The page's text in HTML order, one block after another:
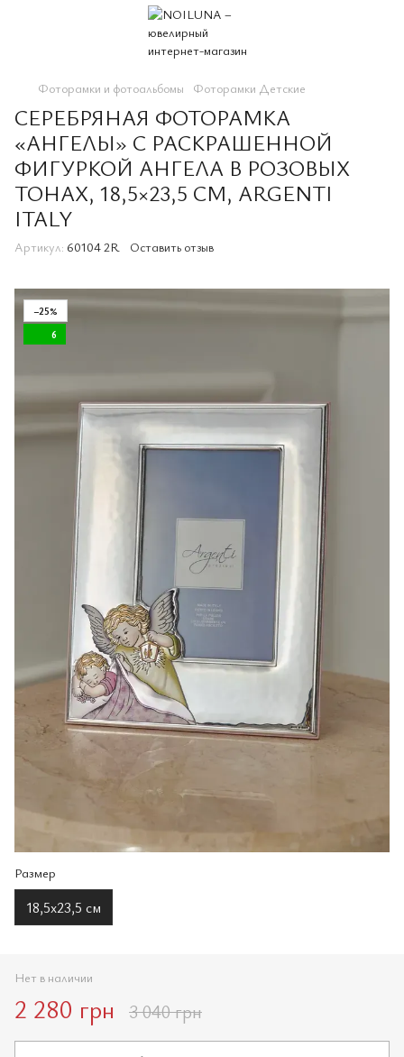
Фоторамки и фотоальбомы Фоторамки Детские
СЕРЕБРЯНАЯ ФОТОРАМКА
«АНГЕЛЫ» С РАСКРАШЕННОЙ
ФИГУРКОЙ АНГЕЛА В РОЗОВЫХ
ТОНАХ, 18,5×23,5 СМ, ARGENTI
ITALY
Артикул: 60104 2R Оставить отзыв
−25%
6
Размер
18,5х23,5 см
Нет в наличии
2 280 грн 3 040 грн